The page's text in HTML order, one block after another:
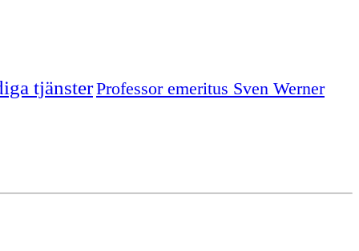
tjänsterProfessor emeritus Sven Werner